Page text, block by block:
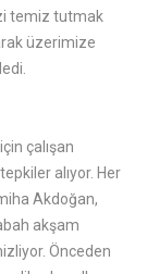
temiz tutmak
üzerimize
çalışan
alıyor. Her
Akdoğan,
akşam
Önceden